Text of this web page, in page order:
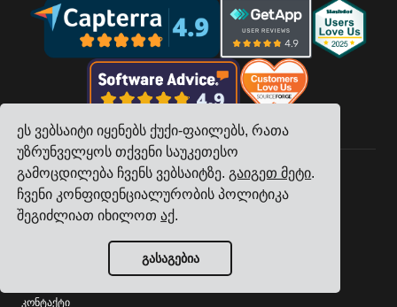
ეს ვებსაიტი იყენებს ქუქი-ფაილებს, რათა
უზრუნველყოს თქვენი საუკეთესო
გამოცდილება ჩვენს ვებსაიტზე. გაიგეთ მეტი.
ჩვენი კონფიდენციალურობის პოლიტიკა
შეგიძლიათ იხილოთაქ.
გასაგებია
კომპანია
მომხმარებელთა ისტორიები
კონტაქტი